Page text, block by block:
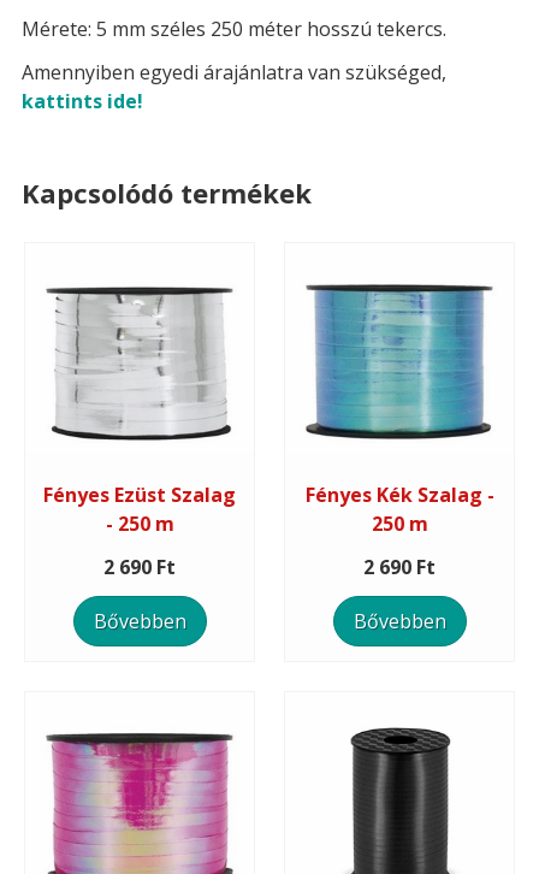
Mérete: 5 mm széles 250 méter hosszú tekercs.
Amennyiben egyedi árajánlatra van szükséged,
kattints ide!
Kapcsolódó termékek
Fényes Ezüst Szalag
- 250 m
2 690 Ft
Bővebben
Fényes Kék Szalag -
250 m
2 690 Ft
Bővebben